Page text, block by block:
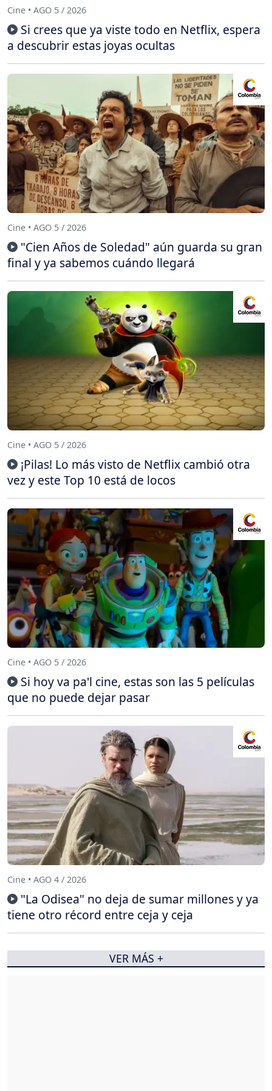
Cine • AGO 5 / 2026
Si crees que ya viste todo en Netflix, espera
a descubrir estas joyas ocultas
Cine • AGO 5 / 2026
"Cien Años de Soledad" aún guarda su gran
final y ya sabemos cuándo llegará
Cine • AGO 5 / 2026
¡Pilas! Lo más visto de Netflix cambió otra
vez y este Top 10 está de locos
Cine • AGO 5 / 2026
Si hoy va pa'l cine, estas son las 5 películas
que no puede dejar pasar
Cine • AGO 4 / 2026
"La Odisea" no deja de sumar millones y ya
tiene otro récord entre ceja y ceja
VER MÁS +